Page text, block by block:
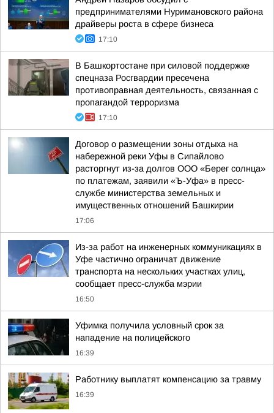
предпринимателями Нуримановского района
драйверы роста в сфере бизнеса
17:10
В Башкортостане при силовой поддержке
спецназа Росгвардии пресечена
противоправная деятельность, связанная с
пропагандой терроризма
17:10
Договор о размещении зоны отдыха на
набережной реки Уфы в Сипайлово
расторгнут из-за долгов ООО «Берег солнца»
по платежам, заявили «Ъ-Уфа» в пресс-
службе министерства земельных и
имущественных отношений Башкирии
17:06
Из-за работ на инженерных коммуникациях в
Уфе частично ограничат движение
транспорта на нескольких участках улиц,
сообщает пресс-служба мэрии
16:50
Уфимка получила условный срок за
нападение на полицейского
16:39
Работнику выплатят компенсацию за травму
16:39